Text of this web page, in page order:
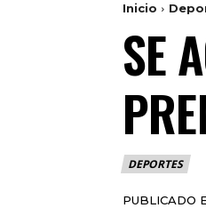
Inicio
SE
DEPORTES
PUBLICADO